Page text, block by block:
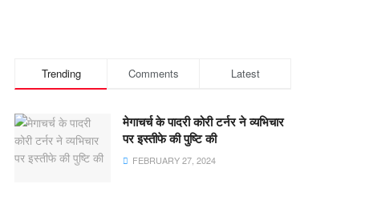
Trending Comments Latest
मेगाचर्च के पादरी कोरी टर्नर ने व्यभिचार
पर इस्तीफे की पुष्टि की
FEBRUARY 27, 2024